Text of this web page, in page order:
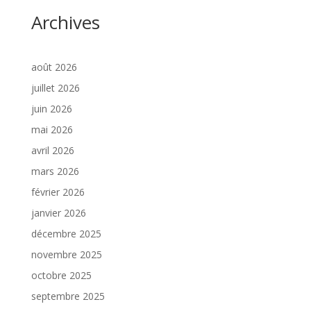
Archives
août 2026
juillet 2026
juin 2026
mai 2026
avril 2026
mars 2026
février 2026
janvier 2026
décembre 2025
novembre 2025
octobre 2025
septembre 2025